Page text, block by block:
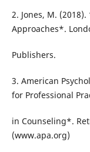
2. Jones, M.
Approaches*.
Publishers.
3. American
for Professional
in Counseling*.
(www.apa.org)